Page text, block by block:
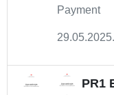
Payment
PR1